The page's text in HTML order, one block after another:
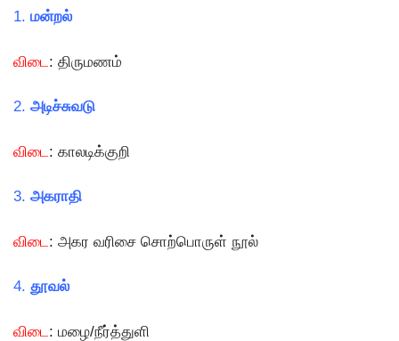
1. மன்றல்
விடை: திருமணம்
2. அடிச்சுவடு
விடை: காலடிக்குறி
3. அகராதி
விடை: அகர வரிசை சொற்பொருள் நூல்
4. தூவல்
விடை: மழை/நீர்த்துளி